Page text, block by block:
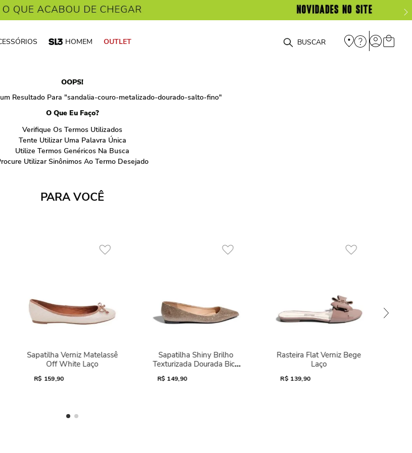
HOMEM OUTLET O que você está procurando?
OOPS!
Resultado Para "sandalia-couro-metalizado-dourado-salto-fino"
O Que Eu Faço?
Verifique Os Termos Utilizados
Tente Utilizar Uma Palavra Única
Utilize Termos Genéricos Na Busca
Utilizar Sinônimos Ao Termo Desejado
PARA VOCÊ
Sapatilha Verniz Matelassê
Off White Laço
R$ 159,90
Sapatilha Shiny Brilho
Texturizada Dourada Bico
R$ 149,90
Rasteira Flat Verniz Bege
Laço
R$ 139,90